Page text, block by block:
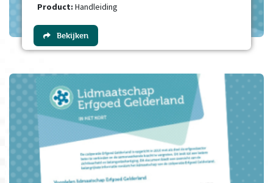
Product: Handleiding
Bekijken